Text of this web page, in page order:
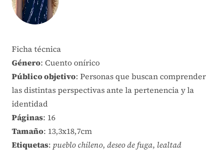
Ficha técnica
Género: Cuento onírico
Público objetivo: Personas que buscan comprender
las distintas perspectivas ante la pertenencia y la
identidad
Páginas: 16
Tamaño: 13,3x18,7cm
Etiquetas: pueblo chileno, deseo de fuga, lealtad